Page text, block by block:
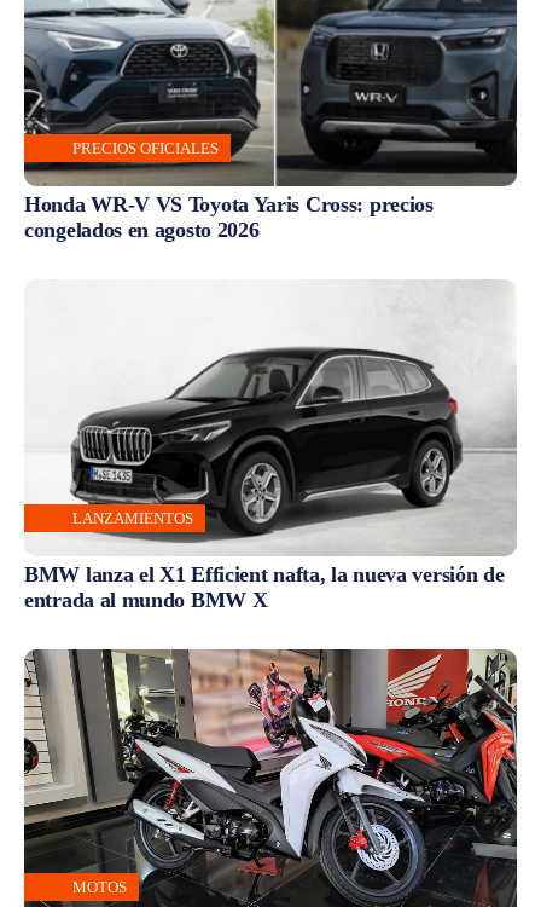
PRECIOS OFICIALES
Honda WR-V VS Toyota Yaris Cross: precios
congelados en agosto 2026
LANZAMIENTOS
BMW lanza el X1 Efficient nafta, la nueva versión de
entrada al mundo BMW X
MOTOS